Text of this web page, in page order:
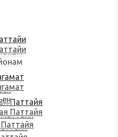
Паттайя
Паттайя